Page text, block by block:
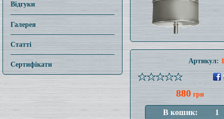
Відгуки
Галерея
Статті
Сертифікати Артикул:
880 грн